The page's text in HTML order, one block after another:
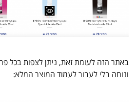
באתר הזה לעומת זאת, ניתן לצפות בכל
ונוחה בלי לעבור לעמוד המוצר המלא: